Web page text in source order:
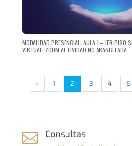
MODALIDAD PRESENCIAL: AULA 1 – 1ER PISO
VIRTUAL: ZOOM ACTIVIDAD NO ARANCELADA ...
‹ 1 2 3 4 5
 Consultas